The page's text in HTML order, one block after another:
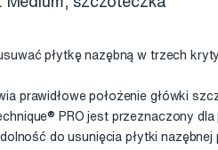
płytkę nazębną w trzech
prawidłowe położenie główki
PRO jest przeznaczony
do usunięcia płytki